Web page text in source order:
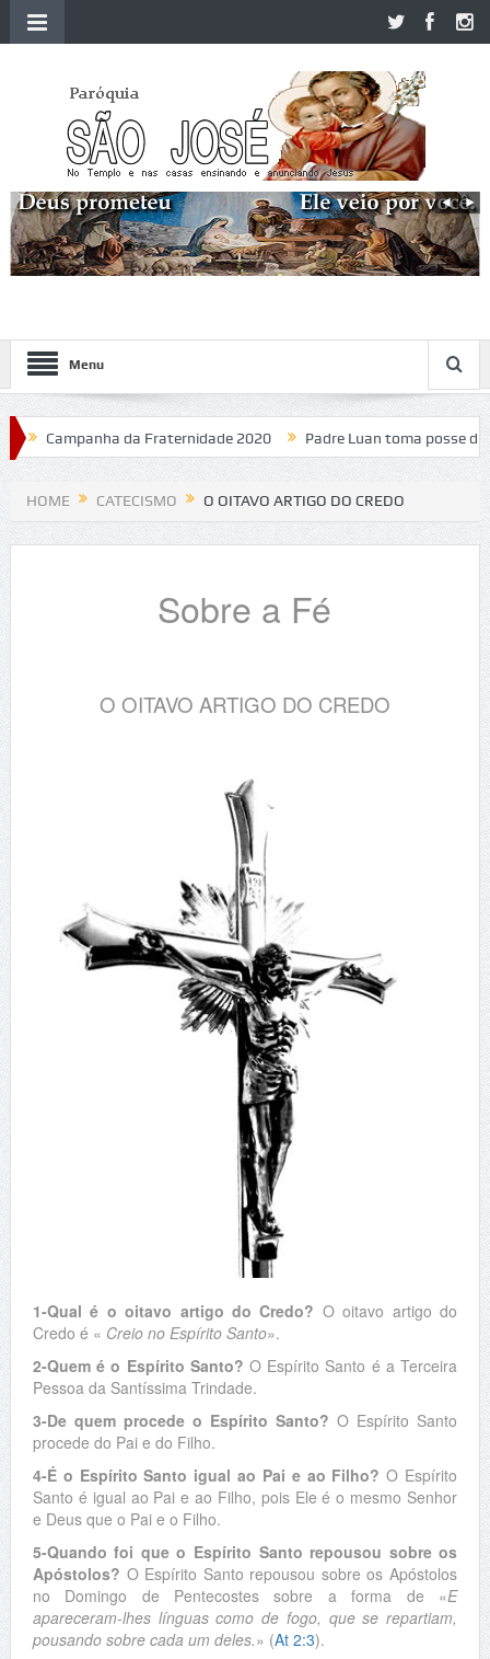
Menu
Campanha da Fraternidade 2020 Padre Luan toma posse da
HOME CATECISMO O OITAVO ARTIGO DO CREDO
Sobre a Fé
O OITAVO ARTIGO DO CREDO
1-Qual é o oitavo artigo do Credo? O oitavo artigo do
Credo é « Creio no Espírito Santo».
2-Quem é o Espírito Santo? O Espírito Santo é a Terceira
Pessoa da Santíssima Trindade.
3-De quem procede o Espírito Santo? O Espírito Santo
procede do Pai e do Filho.
4-É o Espírito Santo igual ao Pai e ao Filho? O Espírito
Santo é igual ao Pai e ao Filho, pois Ele é o mesmo Senhor
e Deus que o Pai e o Filho.
5-Quando foi que o Espírito Santo repousou sobre os
Apóstolos? O Espírito Santo repousou sobre os Apóstolos
no Domingo de Pentecostes sobre a forma de «E
apareceram-lhes línguas como de fogo, que se repartiam,
pousando sobre cada um deles.» (At 2:3).